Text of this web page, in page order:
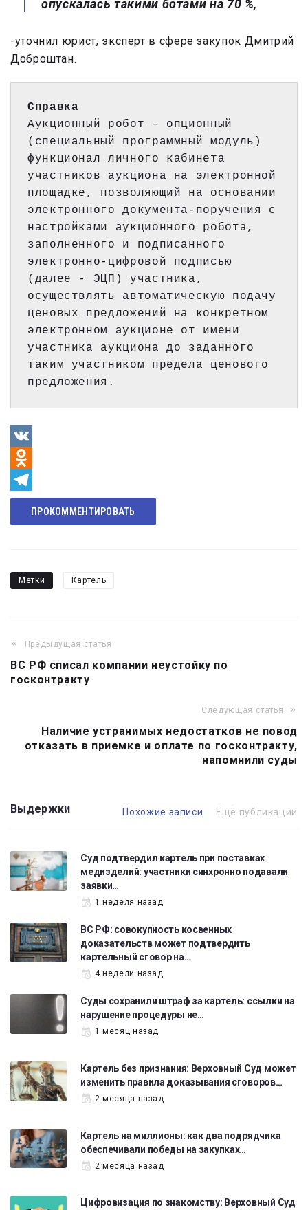
опускалась такими ботами на 70 %,
-уточнил юрист, эксперт в сфере закупок Дмитрий
Доброштан.
Справка
Аукционный робот - опционный
(специальный программный модуль)
функционал личного кабинета
участников аукциона на электронной
площадке, позволяющий на основании
электронного документа-поручения с
настройками аукционного робота,
заполненного и подписанного
электронно-цифровой подписью
(далее - ЭЦП) участника,
осуществлять автоматическую подачу
ценовых предложений на конкретном
электронном аукционе от имени
участника аукциона до заданного
таким участником предела ценового
предложения.
VK
Odnoklassniki
Telegram
ПРОКОММЕНТИРОВАТЬ
Метки Картель
Навигация
по
записям
Предыдущая статья
ВС РФ списал компании неустойку по
госконтракту
Следующая статья
Наличие устранимых недостатков не повод
отказать в приемке и оплате по госконтракту,
напомнили суды
Выдержки Похожие записи Ещё публикации
Суд подтвердил картель при поставках
медизделий: участники синхронно подавали
заявки…
1 неделя назад
ВС РФ: совокупность косвенных
доказательств может подтвердить
картельный сговор на…
4 недели назад
Суды сохранили штраф за картель: ссылки на
нарушение процедуры не…
1 месяц назад
Картель без признания: Верховный Суд может
изменить правила доказывания сговоров…
2 месяца назад
Картель на миллионы: как два подрядчика
обеспечивали победы на закупках…
2 месяца назад
Цифровизация по знакомству: Верховный Суд